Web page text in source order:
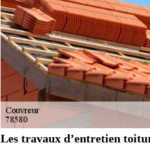
Les travaux d’entretien